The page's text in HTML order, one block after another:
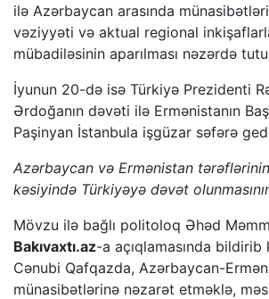
ilə Azərbaycan arasında
vəziyyəti və aktual regional
mübadiləsinin aparılması nəzərdə
İyunun 20-də isə Türkiyə Prezidenti
Ərdoğanın dəvəti ilə Ermənistanın
Paşinyan İstanbula işgüzar səfərə
Azərbaycan və Ermənistan
kəsiyində Türkiyəyə dəvət
Mövzu ilə bağlı politoloq Əhəd
Bakıvaxtı.az-a açıqlamasında bildirib
Cənubi Qafqazda, Azərbaycan-
münasibətlərinə nəzarət etməklə,